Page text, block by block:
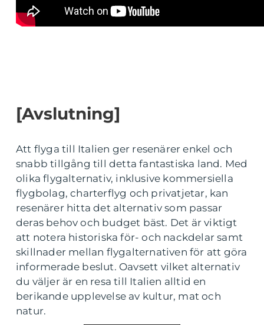
[Avslutning]
Att flyga till Italien ger resenärer enkel och
snabb tillgång till detta fantastiska land. Med
olika flygalternativ, inklusive kommersiella
flygbolag, charterflyg och privatjetar, kan
resenärer hitta det alternativ som passar
deras behov och budget bäst. Det är viktigt
att notera historiska för- och nackdelar samt
skillnader mellan flygalternativen för att göra
informerade beslut. Oavsett vilket alternativ
du väljer är en resa till Italien alltid en
berikande upplevelse av kultur, mat och
natur.